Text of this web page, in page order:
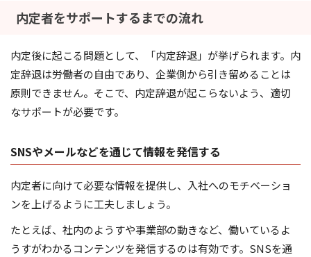
内定者をサポートするまでの流れ
内定後に起こる問題として、「内定辞退」が挙げられます。内
定辞退は労働者の自由であり、企業側から引き留めることは
原則できません。そこで、内定辞退が起こらないよう、適切
なサポートが必要です。
SNSやメールなどを通じて情報を発信する
内定者に向けて必要な情報を提供し、入社へのモチベーショ
ンを上げるように工夫しましょう。
たとえば、社内のようすや事業部の動きなど、働いているよ
うすがわかるコンテンツを発信するのは有効です。SNSを通